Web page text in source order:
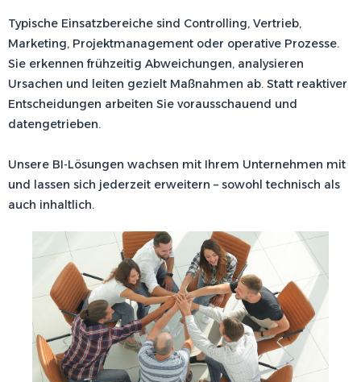
Typische Einsatzbereiche sind Controlling, Vertrieb,
Marketing, Projektmanagement oder operative Prozesse.
Sie erkennen frühzeitig Abweichungen, analysieren
Ursachen und leiten gezielt Maßnahmen ab. Statt reaktiver
Entscheidungen arbeiten Sie vorausschauend und
datengetrieben.
Unsere BI-Lösungen wachsen mit Ihrem Unternehmen mit
und lassen sich jederzeit erweitern – sowohl technisch als
auch inhaltlich.